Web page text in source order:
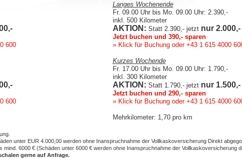
600
600
Langes Wochenende
Fr. 09.00 Uhr bis Mo. 09.00 Uhr: 2.390,-
inkl. 500 Kilometer
AKTION: Statt 2.390,- jetzt nur 2.000,-
Jetzt buchen und 390,- sparen
» Klick für Buchung oder +43 1 615 4000
Kurzes Wochende
Fr. 17.00 Uhr bis Mo. 09.00 Uhr: 1.790,-
inkl. 300 Kilometer
AKTION: Statt 1.790,- jetzt nur 1.500,-
Jetzt buchen und 290,- sparen
» Klick für Buchung oder +43 1 615 4000
Mehrkilometer: 1,70 pro km
unter EUR 4.000,00 werden ohne Inanspruchnahme der Vollkaskoversicherung Direkt
mind. 6000 € (Schäden unter 6000 € werden ohne Inanspruchnahme der Vollkaskoversicherung
gerne auf Anfrage.